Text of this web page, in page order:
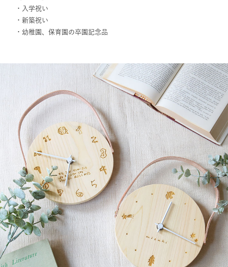
・入学祝い
・新築祝い
・幼稚園、保育園の卒園記念品